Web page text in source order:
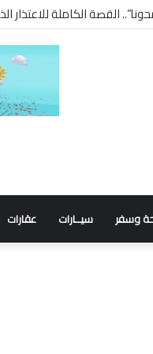
القصة الكاملة
وسفر سيــارات عقارات